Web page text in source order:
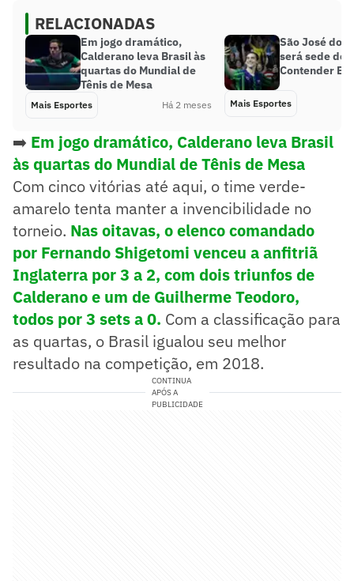
RELACIONADAS
Em jogo dramático,
Calderano leva Brasil às
quartas do Mundial de
Tênis de Mesa
Mais Esportes Há 2 meses
São José dos
será sede do
Contender
Mais Esportes
➡️ Em jogo dramático, Calderano leva Brasil
às quartas do Mundial de Tênis de Mesa
Com cinco vitórias até aqui, o time verde-
amarelo tenta manter a invencibilidade no
torneio. Nas oitavas, o elenco comandado
por Fernando Shigetomi venceu a anfitriã
Inglaterra por 3 a 2, com dois triunfos de
Calderano e um de Guilherme Teodoro,
todos por 3 sets a 0. Com a classificação para
as quartas, o Brasil igualou seu melhor
resultado na competição, em 2018.
CONTINUA
APÓS A
PUBLICIDADE